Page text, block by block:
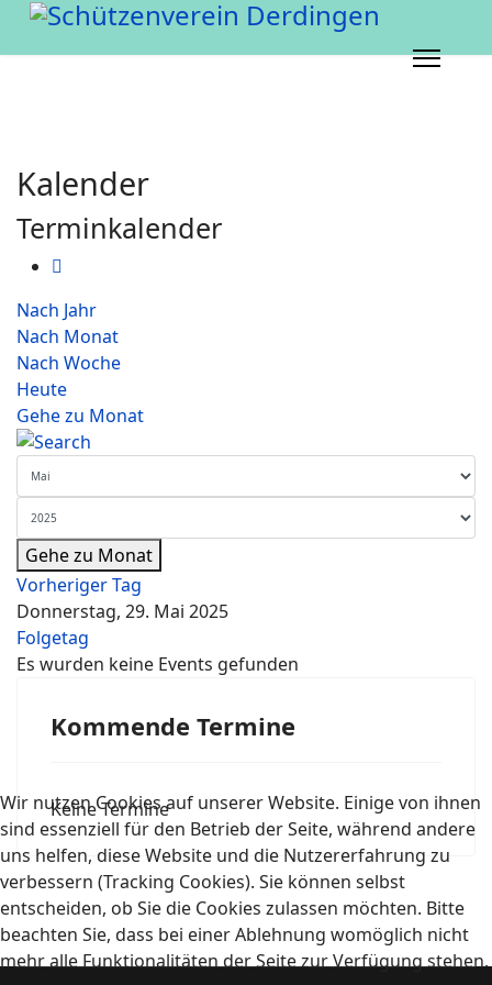
Kalender
Terminkalender
Nach Jahr
Nach Monat
Nach Woche
Heute
Gehe zu Monat
Gehe zu Monat
Vorheriger Tag
Donnerstag, 29. Mai 2025
Folgetag
Es wurden keine Events gefunden
Kommende Termine
Keine Termine
Wir nutzen Cookies auf unserer Website. Einige von ihnen
sind essenziell für den Betrieb der Seite, während andere
uns helfen, diese Website und die Nutzererfahrung zu
verbessern (Tracking Cookies). Sie können selbst
entscheiden, ob Sie die Cookies zulassen möchten. Bitte
beachten Sie, dass bei einer Ablehnung womöglich nicht
mehr alle Funktionalitäten der Seite zur Verfügung stehen.